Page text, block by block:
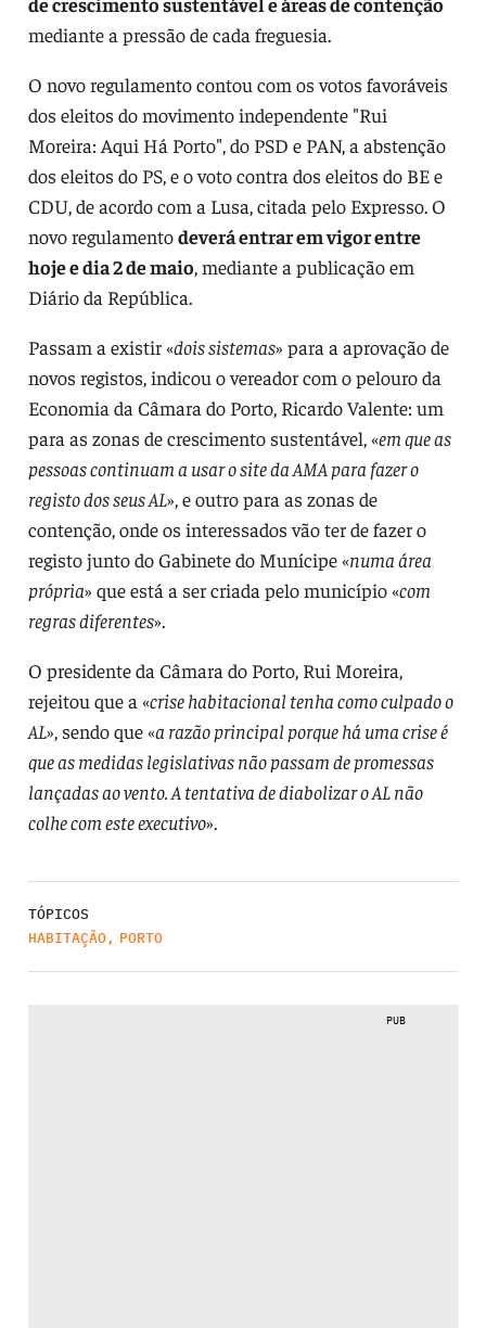
mediante a pressão de cada freguesia.
O novo regulamento contou com os votos favoráveis
dos eleitos do movimento independente "Rui
Moreira: Aqui Há Porto", do PSD e PAN, a abstenção
dos eleitos do PS, e o voto contra dos eleitos do BE e
CDU, de acordo com a Lusa, citada pelo Expresso. O
novo regulamentodeverá entrar em vigor entre
hoje e dia 2 de maio, mediante a publicação em
Diário da República.
Passam a existir «dois sistemas» para a aprovação de
novos registos, indicou o vereador com o pelouro da
Economia da Câmara do Porto, Ricardo Valente: um
para as zonas de crescimento sustentável, «em que as
pessoas continuam a usar o site da AMA para fazer o
registo dos seus AL», e outro para as zonas de
contenção, onde os interessados vão ter de fazer o
registo junto do Gabinete do Munícipe «numa área
própria» que está a ser criada pelo município «com
regras diferentes».
O presidente da Câmara do Porto, Rui Moreira,
rejeitou que a «crise habitacional tenha como culpado o
AL», sendo que «a razão principal porque há uma crise é
que as medidas legislativas não passam de promessas
lançadas ao vento. A tentativa de diabolizar o AL não
colhe com este executivo».
TÓPICOS
HABITAÇÃO, PORTO
PUB